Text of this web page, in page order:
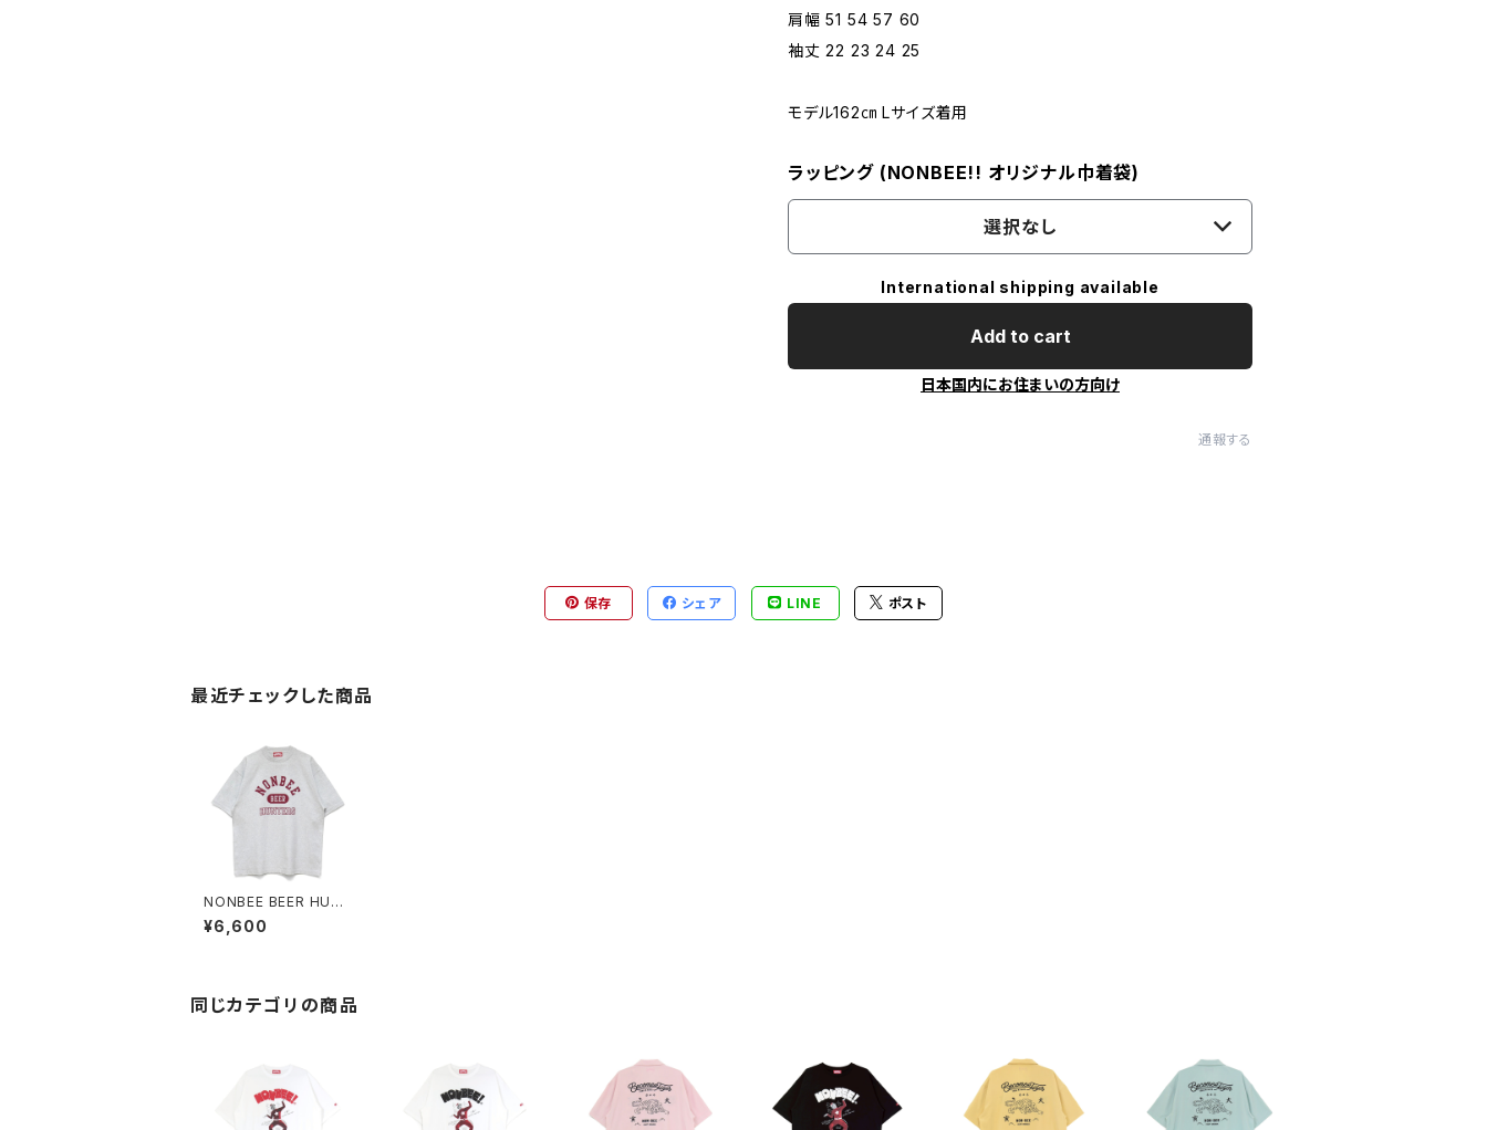
肩幅 51 54 57 60
袖丈 22 23 24 25
モデル162㎝ Lサイズ着用
ラッピング (NONBEE!! オリジナル巾着袋)
選択なし
International shipping available
Add to cart
日本国内にお住まいの方向け
通報する
保存 シェア LINE ポスト
最近チェックした商品
NONBEE BEER HUN
TERS TEE2 ash-gre
y/burgundy
¥6,600
同じカテゴリの商品